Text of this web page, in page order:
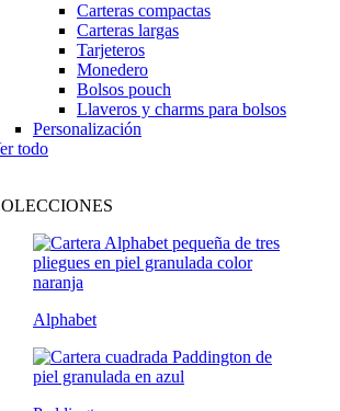
Carteras compactas
Carteras largas
Tarjeteros
Monedero
Bolsos pouch
Llaveros y charms para bolsos
Personalización
todo
Alphabet